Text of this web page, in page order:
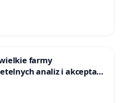
farmy
analiz i akceptacji